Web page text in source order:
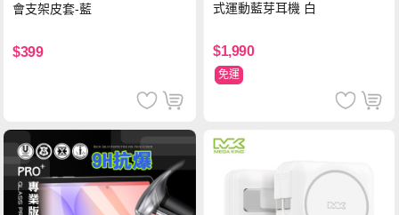
會支架皮套-藍
$399
式運動藍芽耳機 白
$1,990
免運